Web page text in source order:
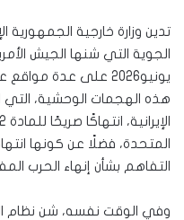
تدين وزارة خارجية الجمهورية
يونيو2026 على عدة
هذه الهجمات الوحشية،
التفاهم بشأن إنهاء الحرب المفروضة
وفي الوقت نفسه، شن نظام